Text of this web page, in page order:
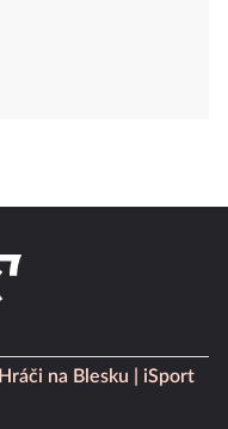
Hráči na Blesku
iSport